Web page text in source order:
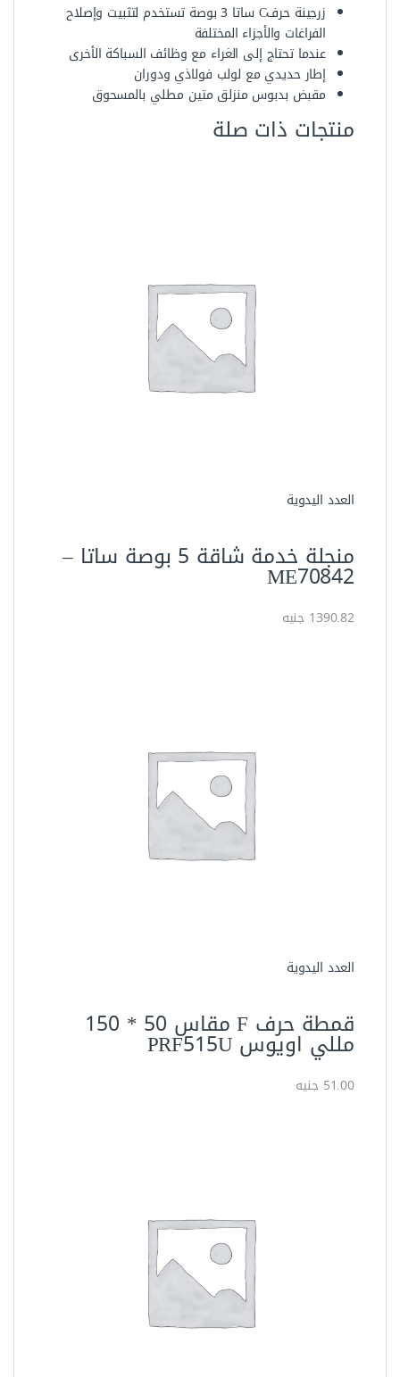
زرجينة حرفC ساتا 3 بوصة تستخدم لتثبيت وإصلاح
الفراغات والأجزاء المختلفة
عندما تحتاج إلى الغراء مع وظائف السباكة الأخرى
إطار حديدي مع لولب فولاذي ودوران
مقبض بدبوس منزلق متين مطلي بالمسحوق
منتجات ذات صلة
العدد اليدوية
منجلة خدمة شاقة 5 بوصة ساتا –
70842‏ME
1390.82 جنيه
العدد اليدوية
قمطة حرف F مقاس 50 * 150
مللي اويوس PRF515U
51.00 جنيه